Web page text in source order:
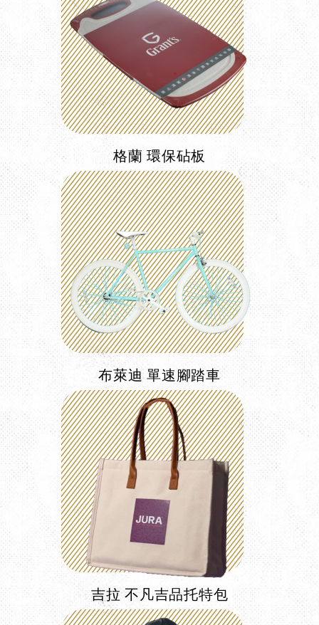
格蘭 環保砧板
布萊迪 單速腳踏車
吉拉 不凡吉品托特包